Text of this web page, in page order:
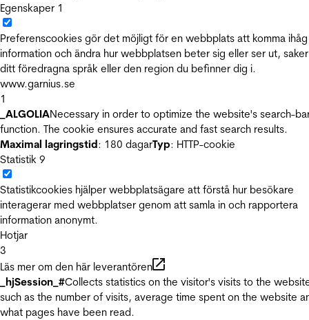
Egenskaper 1
Preferenscookies gör det möjligt för en webbplats att komma ihåg
information och ändra hur webbplatsen beter sig eller ser ut,
ditt föredragna språk eller den region du befinner dig i.
www.garnius.se
1
_ALGOLIANecessary in order to optimize the website's search-
function. The cookie ensures accurate and fast search results.
Maximal lagringstid: 180 dagarTyp: HTTP-cookie
Statistik 9
Statistikcookies hjälper webbplatsägare att förstå hur besökare
interagerar med webbplatser genom att samla in och rapportera
information anonymt.
Hotjar
3
Läs mer om den här leverantören
_hjSession_#Collects statistics on the visitor's visits to the
such as the number of visits, average time spent on the website
what pages have been read.